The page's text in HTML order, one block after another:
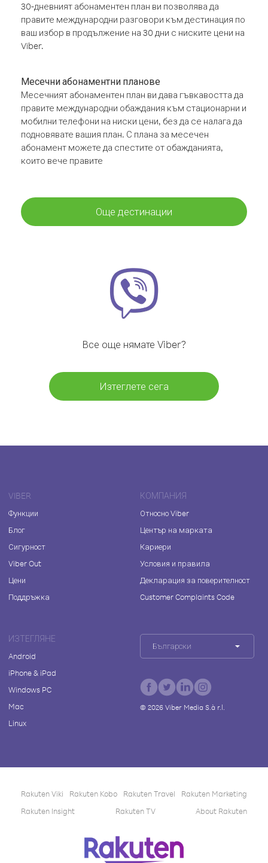
30-дневният абонаментен план ви позволява да
правите международни разговори към дестинация по
ваш избор в продължение на 30 дни с ниските цени на
Viber.
Месечни абонаментни планове
Месечният абонаментен план ви дава гъвкавостта да
правите международни обаждания към стационарни и
мобилни телефони на ниски цени, без да се налага да
подновявате вашия план. С плана за месечен
абонамент можете да спестите от обажданията,
които вече правите
Още дестинации
Все още нямате Viber?
Изтеглете сега
VIBER
Функции
Блог
Сигурност
Viber Out
Цени
Поддръжка
КОМПАНИЯ
Относно Viber
Център на марката
Кариери
Условия и правила
Декларация за поверителност
Customer Complaints Code
ИЗТЕГЛЯНЕ
Android
iPhone & iPad
Windows PC
Mac
Linux
Български
© 2026Viber Media S.à r.l.
Rakuten Viki Rakuten Kobo Rakuten Travel
Rakuten Marketing
Rakuten Insight
Rakuten TV About Rakuten